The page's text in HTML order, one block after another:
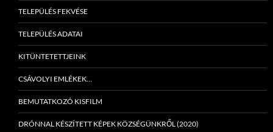
TELEPÜLÉS FEKVÉSE
TELEPÜLÉS ADATAI
KITÜNTETETTJEINK
CSÁVOLYI EMLÉKEK…
BEMUTATKOZÓ KISFILM
DRÓNNAL KÉSZÍTETT KÉPEK KÖZSÉGÜNKRŐL (2020)